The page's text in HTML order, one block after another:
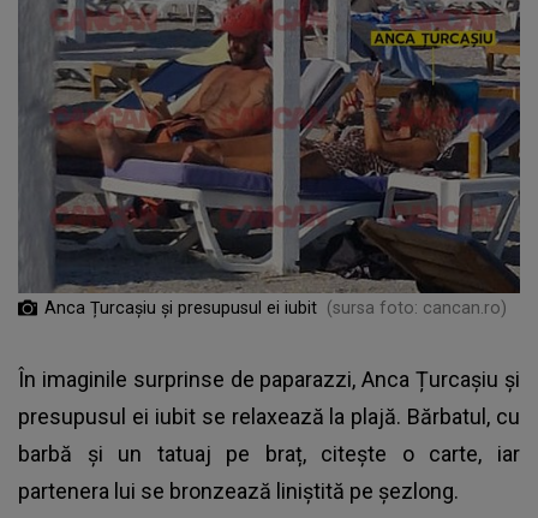
Anca Țurcașiu și presupusul ei iubit (sursa foto: cancan.ro)
În imaginile surprinse de paparazzi, Anca Țurcașiu și
presupusul ei iubit se relaxează la plajă. Bărbatul, cu
barbă și un tatuaj pe braț, citește o carte, iar
partenera lui se bronzează liniștită pe șezlong.